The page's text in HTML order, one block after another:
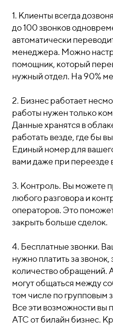
1. Клиенты всегда
до 100 звонков
автоматически
менеджера. Можно
помощник, который
нужный отдел. На 90%
2. Бизнес работает
работы нужен только
Данные хранятся в
работать везде, где бы
Единый номер для
вами даже при переезде
3. Контроль. Вы можете
любого разговора и
операторов. Это
закрыть больше сделок.
4. Бесплатные звонки.
нужно платить за
количество обращений.
могут общаться между
том числе по групповым
Все эти возможности вы
АТС от билайн бизнес.